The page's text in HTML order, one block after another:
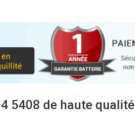
5408 de haute qualité